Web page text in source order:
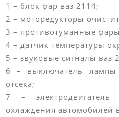
1 – блок фар ваз 2114;
2 – моторедукторы
3 – противотуманные
4 – датчик температуры
5 – звуковые сигналы ваз
6 – выключатель лампы
отсека;
7 – электродвигатель
охлаждения автомобилей